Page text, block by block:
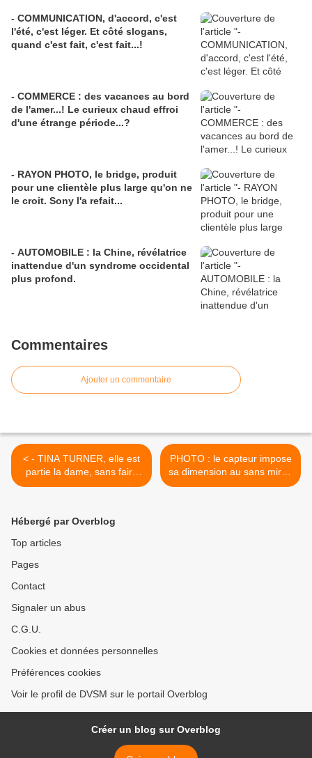
- COMMUNICATION, d'accord, c'est
l'été, c'est léger. Et côté slogans,
quand c'est fait, c'est fait...!
- COMMERCE : des vacances au bord
de l'amer...! Le curieux chaud effroi
d'une étrange période...?
- RAYON PHOTO, le bridge, produit
pour une clientèle plus large qu'on ne
le croit. Sony l'a refait...
- AUTOMOBILE : la Chine, révélatrice
inattendue d'un syndrome occidental
plus profond.
Commentaires
Ajouter un commentaire
< - TINA TURNER, elle est
partie la dame, sans faire
de bruit, comme avec ses
PHOTO : le capteur impose
sa dimension au sans miroir
d'amateur, paramètre un
Hébergé par Overblog
Top articles
Pages
Contact
Signaler un abus
C.G.U.
Cookies et données personnelles
Préférences cookies
Voir le profil de DVSM sur le portail Overblog
Créer un blog sur Overblog